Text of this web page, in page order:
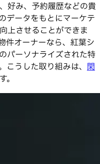
好み、予約履歴などの貴
データをもとにマーケテ
上させることができま
件オーナーなら、紅葉シ
パーソナライズされた特
うした取り組みは、 閑
。